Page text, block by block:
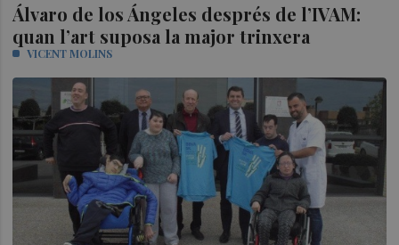
Álvaro de los Ángeles després de l’IVAM:
quan l’art suposa la major trinxera
VICENT MOLINS